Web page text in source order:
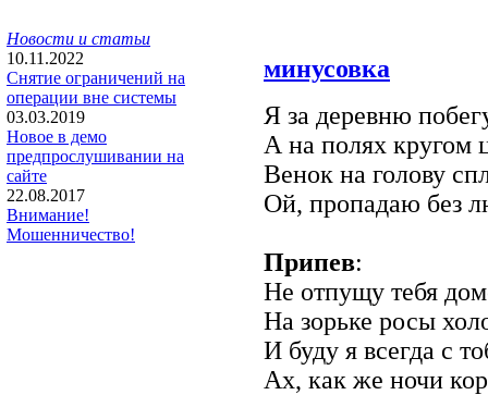
Новости и статьи
10.11.2022
Снятие ограничений на
операции вне системы
03.03.2019
Новое в демо
предпрослушивании на
сайте
22.08.2017
Внимание!
Мошенничество!
минусовка
Я за деревню
А на полях кругом
Венок на голову
Ой, пропадаю без
Припев:
Не отпущу тебя
На зорьке росы
И буду я всегда с
Ах, как же ночи